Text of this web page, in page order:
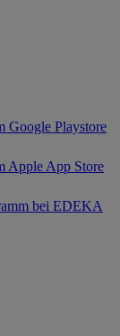
Playstore
Apple App Store
bei EDEKA